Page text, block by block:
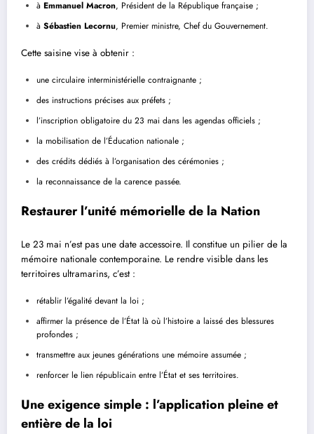
à Emmanuel Macron, Président de la République française ;
à Sébastien Lecornu, Premier ministre, Chef du Gouvernement.
Cette saisine vise à obtenir :
une circulaire interministérielle contraignante ;
des instructions précises aux préfets ;
l’inscription obligatoire du 23 mai dans les agendas officiels ;
la mobilisation de l’Éducation nationale ;
des crédits dédiés à l’organisation des cérémonies ;
la reconnaissance de la carence passée.
Restaurer l’unité mémorielle de la Nation
Le 23 mai n’est pas une date accessoire. Il constitue un pilier de la
mémoire nationale contemporaine. Le rendre visible dans les
territoires ultramarins, c’est :
rétablir l’égalité devant la loi ;
affirmer la présence de l’État là où l’histoire a laissé des blessures
profondes ;
transmettre aux jeunes générations une mémoire assumée ;
renforcer le lien républicain entre l’État et ses territoires.
Une exigence simple : l’application pleine et
entière de la loi